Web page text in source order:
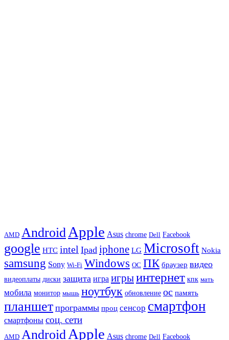
AMD Android Apple Asus chrome Dell Facebook
google HTC intel Ipad iphone LG Microsoft Nokia
samsung Sony Wi-Fi Windows ОС ПК браузер видео
видеоплаты диски защита игра игрыинтернет кпк мать
мобила монитор мышь ноутбук обновление ос память
планшет программы проц сенсор смартфон
смартфоны соц. сети
AMD Android Apple Asus chrome Dell Facebook